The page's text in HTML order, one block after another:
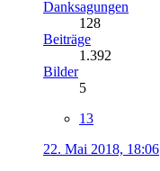
Danksagungen
128
Beiträge
1.392
Bilder
5
13
22. Mai 2018, 18:06